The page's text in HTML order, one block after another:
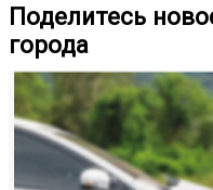
Поделитесь
города